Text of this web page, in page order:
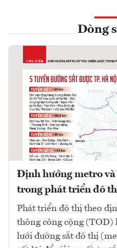
Dòng
Định hướng metro và
trong phát triển đô
Phát triển đô thị theo
thông công cộng (TOD)
lưới đường sắt đô thị